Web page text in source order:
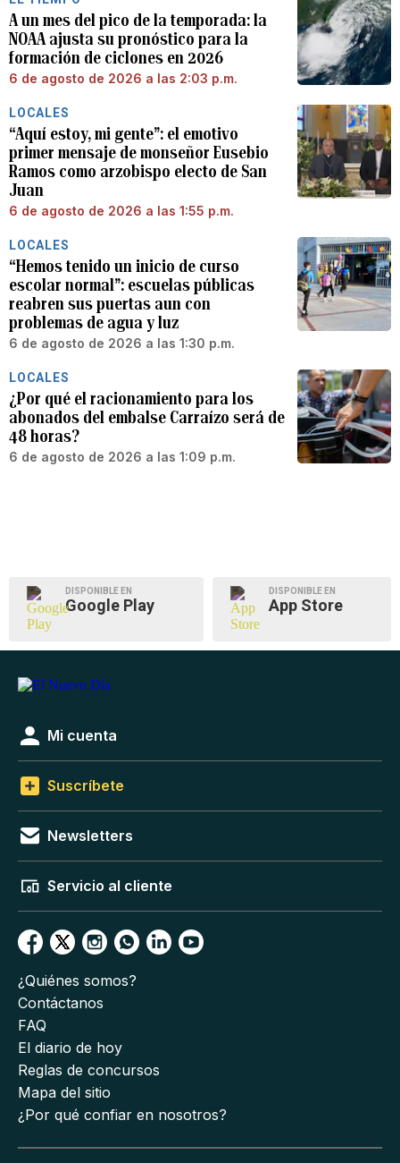
A un mes del pico de la temporada: la
NOAA ajusta su pronóstico para la
formación de ciclones en 2026
6 de agosto de 2026 a las 2:03 p.m.
LOCALES
“Aquí estoy, mi gente”: el emotivo
primer mensaje de monseñor Eusebio
Ramos como arzobispo electo de San
Juan
6 de agosto de 2026 a las 1:55 p.m.
LOCALES
“Hemos tenido un inicio de curso
escolar normal”: escuelas públicas
reabren sus puertas aun con
problemas de agua y luz
6 de agosto de 2026 a las 1:30 p.m.
LOCALES
¿Por qué el racionamiento para los
abonados del embalse Carraízo será de
48 horas?
6 de agosto de 2026 a las 1:09 p.m.
DISPONIBLE EN
Google Play
DISPONIBLE EN
App Store
Mi cuenta
Suscríbete
Newsletters
Servicio al cliente
¿Quiénes somos?
Contáctanos
FAQ
El diario de hoy
Reglas de concursos
Mapa del sitio
¿Por qué confiar en nosotros?